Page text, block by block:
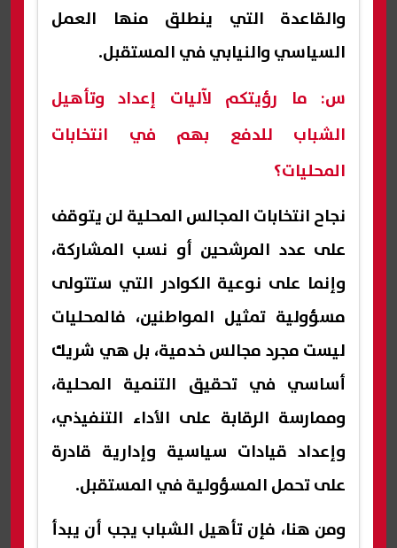
والقاعدة التي ينطلق منها العمل
السياسي والنيابي في المستقبل.
س: ما رؤيتكم لآليات إعداد وتأهيل
الشباب للدفع بهم في انتخابات
المحليات؟
نجاح انتخابات المجالس المحلية لن يتوقف
على عدد المرشحين أو نسب المشاركة،
وإنما على نوعية الكوادر التي ستتولى
مسؤولية تمثيل المواطنين، فالمحليات
ليست مجرد مجالس خدمية، بل هي شريك
أساسي في تحقيق التنمية المحلية،
وممارسة الرقابة على الأداء التنفيذي،
وإعداد قيادات سياسية وإدارية قادرة
على تحمل المسؤولية في المستقبل.
ومن هنا، فإن تأهيل الشباب يجب أن يبدأ